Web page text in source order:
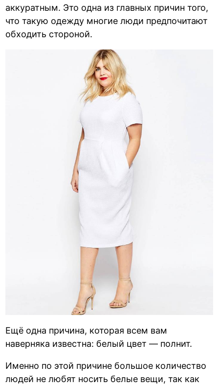
аккуратным. Это одна из главных причин того,
что такую одежду многие люди предпочитают
обходить стороной.
Ещё одна причина, которая всем вам
наверняка известна: белый цвет — полнит.
Именно по этой причине большое количество
людей не любят носить белые вещи, так как